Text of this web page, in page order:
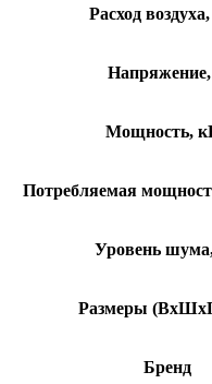
Расход
Мощность,
Потребляемая
Уровень
Размеры
Бренд